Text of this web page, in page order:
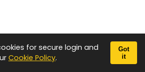
for secure login and
Cookie Policy.
Got
it